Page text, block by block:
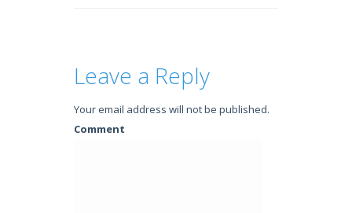
Leave a Reply
Your email address will not be published.
Comment